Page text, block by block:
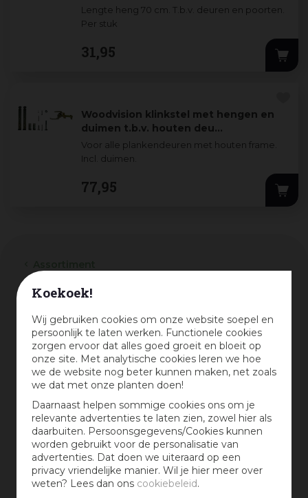
Koekoek!
Wij gebruiken cookies om onze website soepel en
persoonlijk te laten werken. Functionele cookies
zorgen ervoor dat alles goed groeit en bloeit op
onze site. Met analytische cookies leren we hoe
we de website nog beter kunnen maken, net zoals
we dat met onze planten doen!
Daarnaast helpen sommige cookies ons om je
relevante advertenties te laten zien, zowel hier als
daarbuiten. Persoonsgegevens/Cookies kunnen
worden gebruikt voor de personalisatie van
advertenties. Dat doen we uiteraard op een
privacy vriendelijke manier. Wil je hier meer over
weten? Lees dan ons cookiebeleid.
Lengte heng 70 cm. T.b.v. deuren en poorten.
Per stuk
31,95
Woodvision klinkstel met hengen en
duimen t.b.v. houten deu…
Voor alle plankendeuren met houten frame.
Incl. duimen.
77,95
Hoogte in cm
-
Wis selectie
Merk
Woodvision (3)
Elephant(1)
Eurofix (17)